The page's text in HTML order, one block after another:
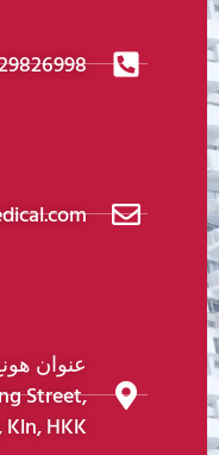
Street,
HKK